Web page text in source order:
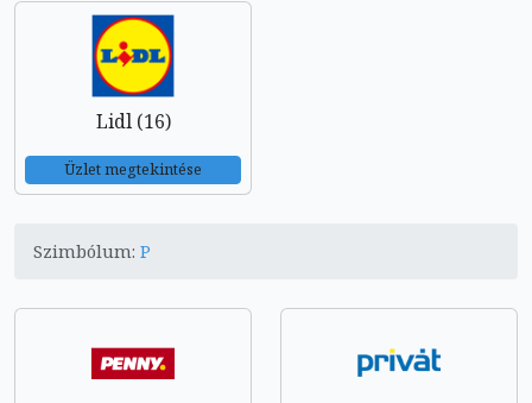
Lidl (16)
Üzlet megtekintése
Szimbólum: P